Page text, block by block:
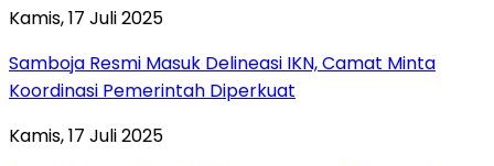
Kamis, 17 Juli 2025
Samboja Resmi Masuk Delineasi IKN, Camat Minta
Koordinasi Pemerintah Diperkuat
Kamis, 17 Juli 2025